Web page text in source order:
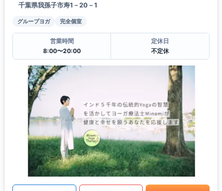
千葉県我孫子市寿1－20－1
グループヨガ 完全個室
営業時間
8:00〜20:00
定休日
不定休